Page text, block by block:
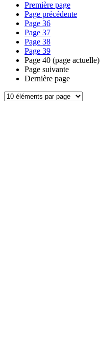
Première page
Page précédente
Page 36
Page 37
Page 38
Page 39
Page 40 (page actuelle)
Page suivante
Dernière page